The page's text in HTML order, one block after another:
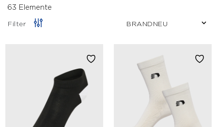
63 Elemente
Filter